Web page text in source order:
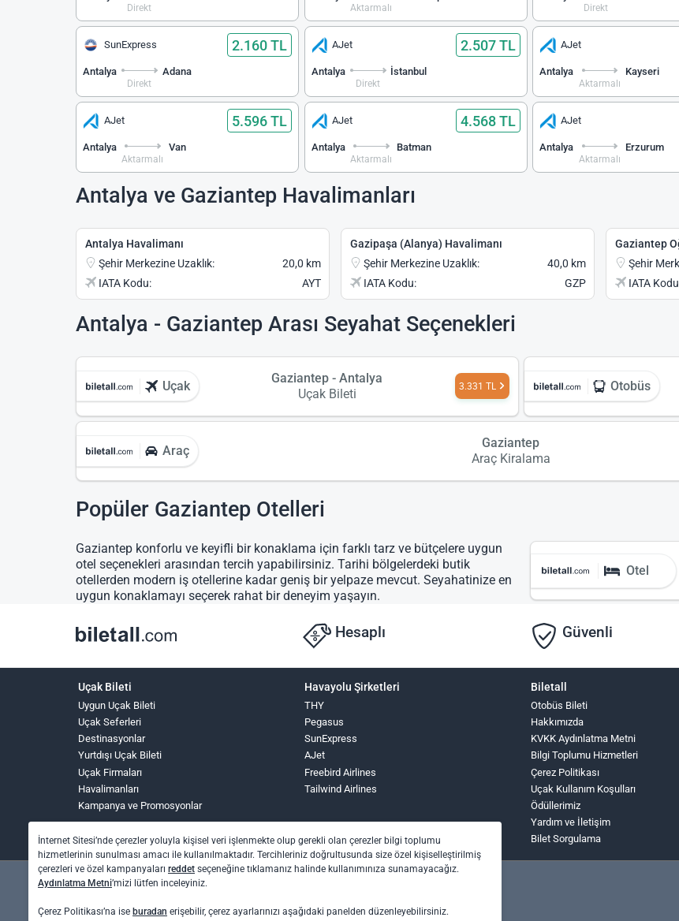
Direkt Aktarmalı Direkt
SunExpress 2.160 TL
Antalya
Direkt
Adana
AJet 2.507 TL
Antalya
Direkt
İstanbul
AJet
Antalya
Aktarmalı
Kayseri
AJet 5.596 TL
Antalya
Aktarmalı
Van
AJet 4.568 TL
Antalya
Aktarmalı
Batman
AJet
Antalya
Aktarmalı
Erzurum
Antalya ve Gaziantep Havalimanları
Antalya Havalimanı
Şehir Merkezine Uzaklık:
20,0 km
IATA Kodu:
AYT
Gazipaşa (Alanya) Havalimanı
Şehir Merkezine Uzaklık:
40,0 km
IATA Kodu:
GZP
Gaziantep
Şehir
IATA
Antalya - Gaziantep Arası Seyahat Seçenekleri
Uçak
Gaziantep - Antalya
Uçak Bileti
3.331 TL Otobüs
Araç
Gaziantep
Araç Kiralama
Popüler Gaziantep Otelleri
Gaziantep konforlu ve keyifli bir konaklama için farklı tarz ve bütçelere uygun
otel seçenekleri arasından tercih yapabilirsiniz. Tarihi bölgelerdeki butik
otellerden modern iş otellerine kadar geniş bir yelpaze mevcut. Seyahatinize en
uygun konaklamayı seçerek rahat bir deneyim yaşayın.
Otel
Hesaplı Güvenli
Uçak Bileti
Uygun Uçak Bileti
Uçak Seferleri
Destinasyonlar
Yurtdışı Uçak Bileti
Uçak Firmaları
Havalimanları
Kampanya ve Promosyonlar
Havayolu Şirketleri
THY
Pegasus
SunExpress
AJet
Freebird Airlines
Tailwind Airlines
Biletall
Otobüs Bileti
Hakkımızda
KVKK Aydınlatma Metni
Bilgi Toplumu Hizmetleri
Çerez Politikası
Uçak Kullanım Koşulları
Ödüllerimiz
Yardım ve İletişim
Bilet Sorgulama
İnternet Sitesi’nde çerezler yoluyla kişisel veri işlenmekte olup gerekli olan çerezler bilgi toplumu
hizmetlerinin sunulması amacı ile kullanılmaktadır. Tercihleriniz doğrultusunda size özel kişiselleştirilmiş
çerezleri ve özel kampanyaları reddet seçeneğine tıklamanız halinde kullanımınıza sunamayacağız.
Aydınlatma Metni’mizi lütfen inceleyiniz.
Çerez Politikası’na ise buradan erişebilir, çerez ayarlarınızı aşağıdaki panelden düzenleyebilirsiniz.